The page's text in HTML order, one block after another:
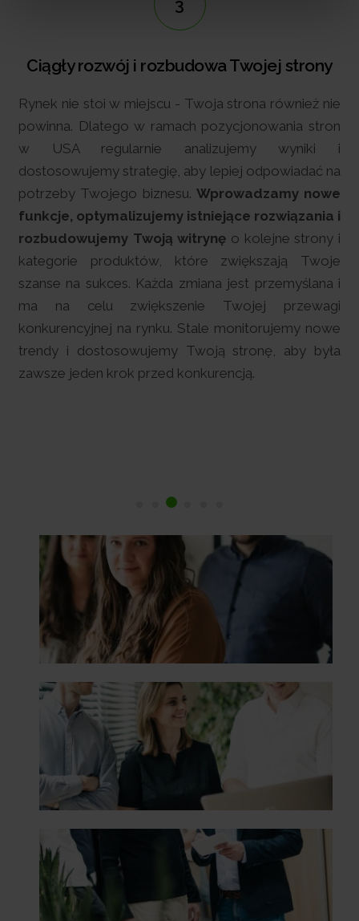
3
Ciągły rozwój i rozbudowa Twojej strony
Rynek nie stoi w miejscu - Twoja strona również nie
powinna. Dlatego w ramach pozycjonowania stron
w USA regularnie analizujemy wyniki i
dostosowujemy strategię, aby lepiej odpowiadać na
potrzeby Twojego biznesu. Wprowadzamy nowe
funkcje, optymalizujemy istniejące rozwiązania i
rozbudowujemy Twoją witrynę o kolejne strony i
kategorie produktów, które zwiększają Twoje
szanse na sukces. Każda zmiana jest przemyślana i
ma na celu zwiększenie Twojej przewagi
konkurencyjnej na rynku. Stale monitorujemy nowe
trendy i dostosowujemy Twoją stronę, aby była
zawsze jeden krok przed konkurencją.